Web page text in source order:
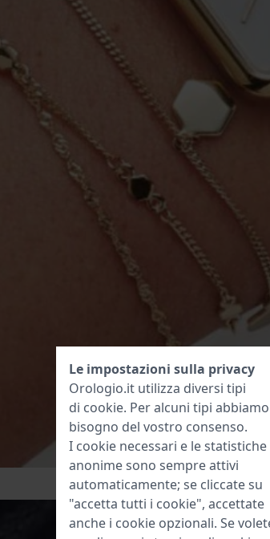
Le impostazioni sulla privacy
Orologio.it utilizza diversi tipi
di cookie. Per alcuni tipi abbiamo
bisogno del vostro consenso.
I cookie necessari e le statistiche
anonime sono sempre attivi
automaticamente; se cliccate su
"accetta tutti i cookie", accettate
anche i cookie opzionali. Se